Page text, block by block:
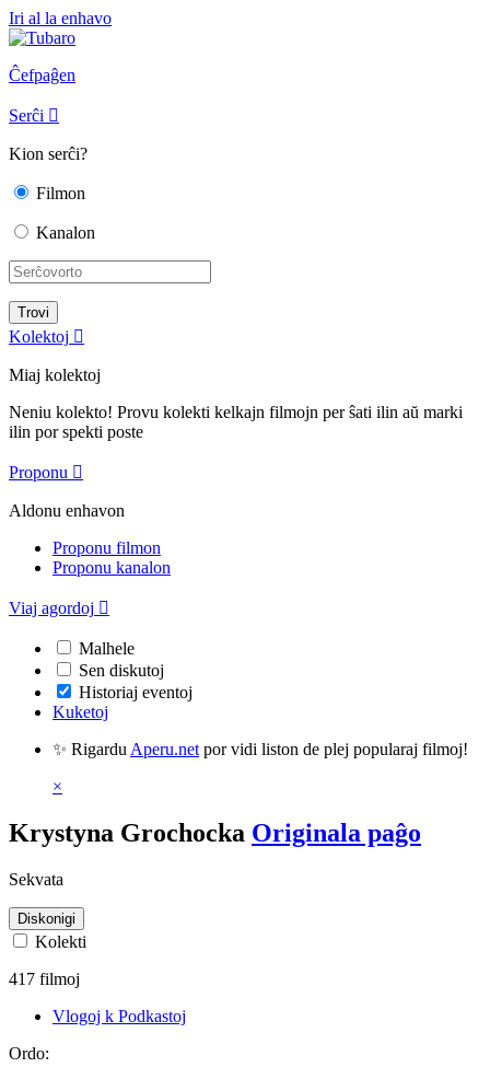
Iri al la enhavo
Ĉefpaĝen
Serĉi 
Kion serĉi?
Filmon
Kanalon
Kolektoj 
Miaj kolektoj
Neniu kolekto! Provu kolekti kelkajn filmojn per ŝati ilin aŭ marki
ilin por spekti poste
Proponu 
Aldonu enhavon
Proponu filmon
Proponu kanalon
Viaj agordoj 
Malhele
Sen diskutoj
Historiaj eventoj
Kuketoj
✨ Rigardu Aperu.net por vidi liston de plej popularaj filmoj!
×
Krystyna Grochocka Originala paĝo
Sekvata
Diskonigi
Kolekti
417 filmoj
Vlogoj k Podkastoj
Ordo: